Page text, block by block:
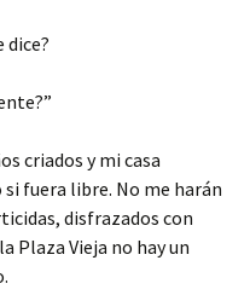
dice?
criados y mi casa
fuera libre. No me harán
disfrazados con
Plaza Vieja no hay un